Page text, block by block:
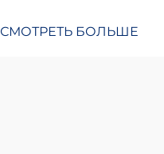
СМОТРЕТЬ БОЛЬШЕ